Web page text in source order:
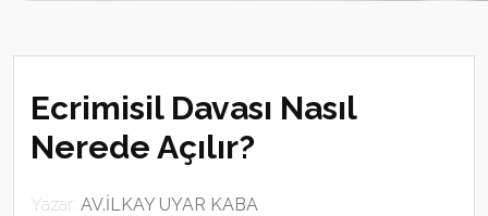
Ecrimisil Davası Nasıl
Nerede Açılır?
Yazar: AV.İLKAY UYAR KABA